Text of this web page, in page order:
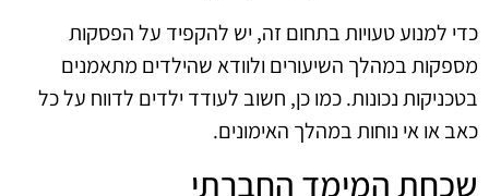
כדי למנוע טעויות בתחום זה, יש להקפיד על הפסקות
מספקות במהלך השיעורים ולוודא שהילדים מתאמנים
בטכניקות נכונות. כמו כן, חשוב לעודד ילדים לדווח על כל
כאב או אי נוחות במהלך האימונים.
שכחת המימד החברתי